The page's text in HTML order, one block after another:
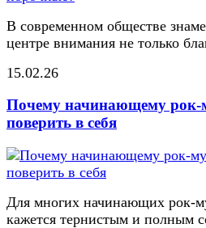
В современном обществе
центре внимания не только
15.02.26
Почему начинающему рок-
поверить в себя
Для многих начинающих рок-
кажется тернистым и полным